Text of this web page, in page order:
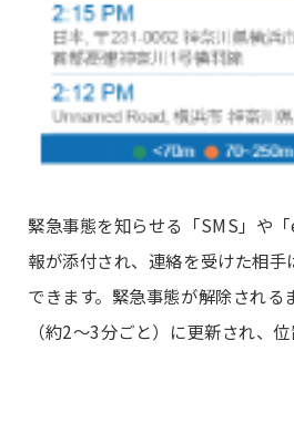
緊急事態を知らせる「SMS」や
報が添付され、連絡を受けた相
できます。緊急事態が解除される
（約2～3分ごと）に更新され、位